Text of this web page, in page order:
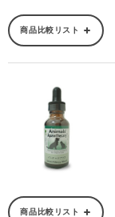
商品比較リスト
商品比較リスト